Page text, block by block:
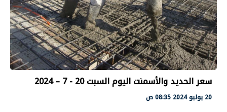
سعر الحديد والأسمنت اليوم السبت 20 - 7 – 2024
20 يوليو 2024 08:35 ص